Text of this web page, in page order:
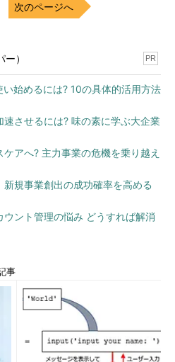
次のページへ
） PR
始めるには? 10の具体的活用方法
させるには? 味の素に学ぶ大企業
アへ? 主力事業の危機を乗り越え
規事業創出の成功確率を高める
ウント管理の悩み どうすれば解消
事